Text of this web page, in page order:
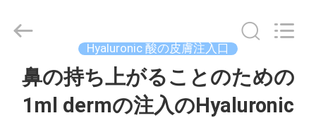
2026
Jinan
Trading
Reserved.
Hyaluronic 酸の皮膚注入口
鼻の持ち上がることのための
1ml dermの注入のHyaluronic